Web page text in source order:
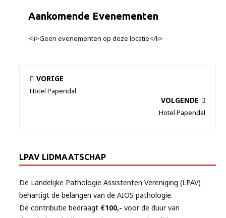
Aankomende Evenementen
<li>Geen evenementen op deze locatie</li>
VORIGE
Hotel Papendal
VOLGENDE
Hotel Papendal
LPAV LIDMAATSCHAP
De Landelijke Pathologie Assistenten Vereniging (LPAV)
behartigt de belangen van de AIOS pathologie.
De contributie bedraagt €100,- voor de duur van